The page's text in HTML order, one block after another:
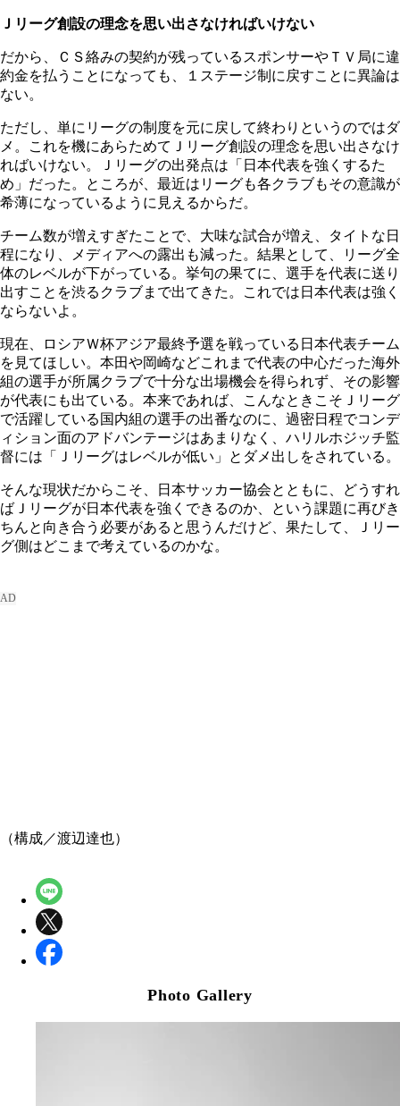
Ｊリーグ創設の理念を思い出さなければいけない
だから、ＣＳ絡みの契約が残っているスポンサーやＴＶ局に違
約金を払うことになっても、１ステージ制に戻すことに異論は
ない。
ただし、単にリーグの制度を元に戻して終わりというのではダ
メ。これを機にあらためてＪリーグ創設の理念を思い出さなけ
ればいけない。Ｊリーグの出発点は「日本代表を強くするた
め」だった。ところが、最近はリーグも各クラブもその意識が
希薄になっているように見えるからだ。
チーム数が増えすぎたことで、大味な試合が増え、タイトな日
程になり、メディアへの露出も減った。結果として、リーグ全
体のレベルが下がっている。挙句の果てに、選手を代表に送り
出すことを渋るクラブまで出てきた。これでは日本代表は強く
ならないよ。
現在、ロシアＷ杯アジア最終予選を戦っている日本代表チーム
を見てほしい。本田や岡崎などこれまで代表の中心だった海外
組の選手が所属クラブで十分な出場機会を得られず、その影響
が代表にも出ている。本来であれば、こんなときこそＪリーグ
で活躍している国内組の選手の出番なのに、過密日程でコンデ
ィション面のアドバンテージはあまりなく、ハリルホジッチ監
督には「Ｊリーグはレベルが低い」とダメ出しをされている。
そんな現状だからこそ、日本サッカー協会とともに、どうすれ
ばＪリーグが日本代表を強くできるのか、という課題に再びき
ちんと向き合う必要があると思うんだけど、果たして、Ｊリー
グ側はどこまで考えているのかな。
（構成／渡辺達也）
Photo Gallery